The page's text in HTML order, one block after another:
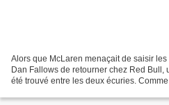
Alors que McLaren menaçait de saisir
Dan Fallows de retourner chez Red
été trouvé entre les deux écuries.